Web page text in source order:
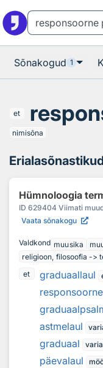
Sõnakogud 1
et
nimisõna
Hümnoloogia
ID 629404 Viimati
Vaata sõnakogu
Valdkond muusika
religioon, filosoofia ->
et
graduaallaul
astmelaul
graduaal
päevalaul